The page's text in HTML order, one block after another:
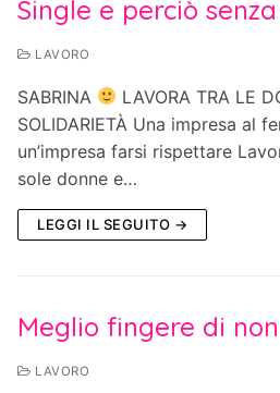
Single e perciò
LAVORO
SABRINA
LAVORA TRA LE
SOLIDARIETÀ Una impresa al
un’impresa farsi rispettare
sole donne e…
LEGGI IL SEGUITO →
Meglio fingere di
LAVORO